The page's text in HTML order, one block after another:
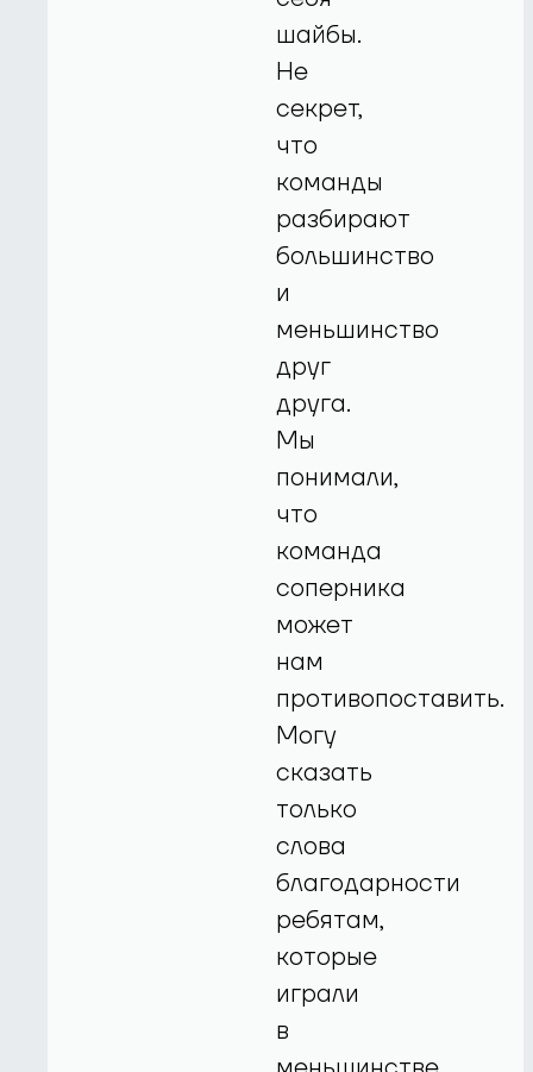
шайбы.
Не
секрет,
что
команды
разбирают
большинство
и
меньшинство
друг
друга.
Мы
понимали,
что
команда
соперника
может
нам
противопоставить.
Могу
сказать
только
слова
благодарности
ребятам,
которые
играли
в